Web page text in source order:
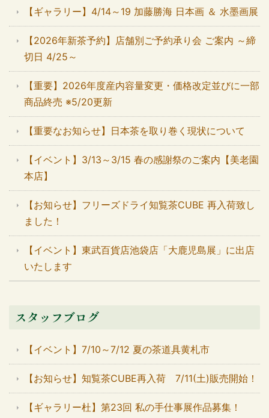
【ギャラリー】4/14～19 加藤勝海 日本画 ＆ 水墨画展
【2026年新茶予約】店舗別ご予約承り会 ご案内 ～締
切日 4/25～
【重要】2026年度産内容量変更・価格改定並びに一部
商品終売 ※5/20更新
【重要なお知らせ】日本茶を取り巻く現状について
【イベント】3/13～3/15 春の感謝祭のご案内【美老園
本店】
【お知らせ】フリーズドライ知覧茶CUBE 再入荷致し
ました！
【イベント】東武百貨店池袋店「大鹿児島展」に出店
いたします
スタッフブログ
【イベント】7/10～7/12 夏の茶道具黄札市
【お知らせ】知覧茶CUBE再入荷 7/11(土)販売開始！
【ギャラリー杜】第23回 私の手仕事展作品募集！